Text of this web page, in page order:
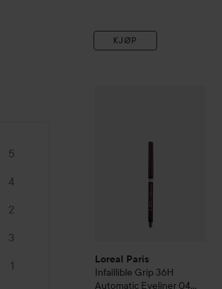
5
4
2
3
1
KJØP
Loreal Paris
Infaillible Grip 36H
Automatic Eyeliner 04